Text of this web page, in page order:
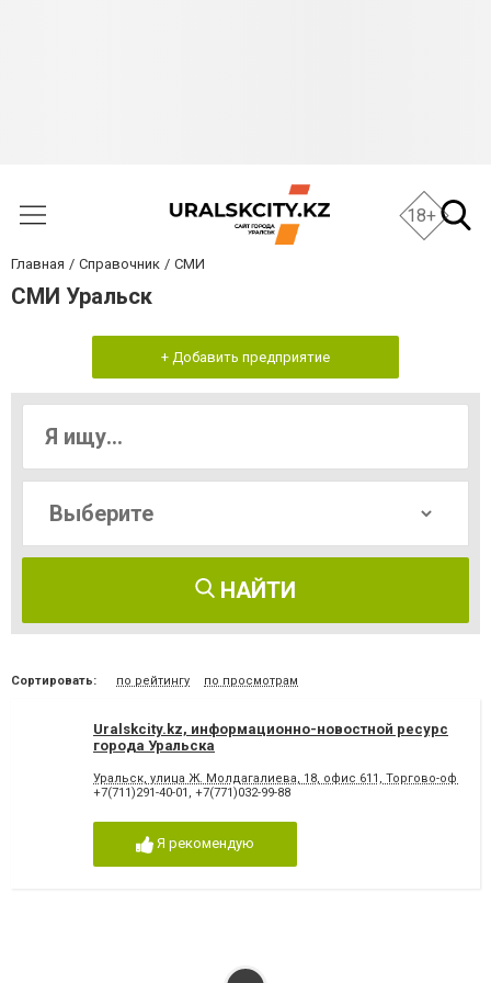
18+
Главная Справочник СМИ
СМИ Уральск
+ Добавить предприятие
НАЙТИ
Сортировать: по рейтингу по просмотрам
Uralskcity.kz, информационно-новостной ресурс
города Уральска
Уральск, улица Ж. Молдагалиева, 18, офис 611, Торгово-
+7(711)291-40-01 , +7(771)032-99-88
Я рекомендую